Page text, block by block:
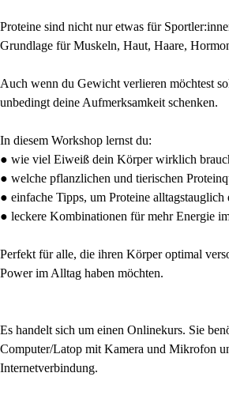
Proteine sind nicht nur etwas für
Grundlage für Muskeln, Haut, Haare,
Auch wenn du Gewicht verlieren möchtest
unbedingt deine Aufmerksamkeit schenken.
In diesem Workshop lernst du:
● wie viel Eiweiß dein Körper wirklich
● welche pflanzlichen und tierischen
● einfache Tipps, um Proteine alltagstauglich
● leckere Kombinationen für mehr Energie
Perfekt für alle, die ihren Körper optimal
Power im Alltag haben möchten.
Es handelt sich um einen Onlinekurs. Sie
Computer/Latop mit Kamera und Mikrofon
Internetverbindung.